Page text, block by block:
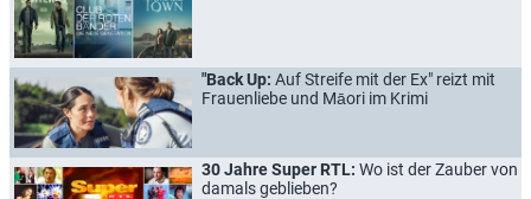
"Back Up: Auf Streife mit der Ex" reizt mit
Frauenliebe und Māori im Krimi
30 Jahre Super RTL: Wo ist der Zauber von
damals geblieben?